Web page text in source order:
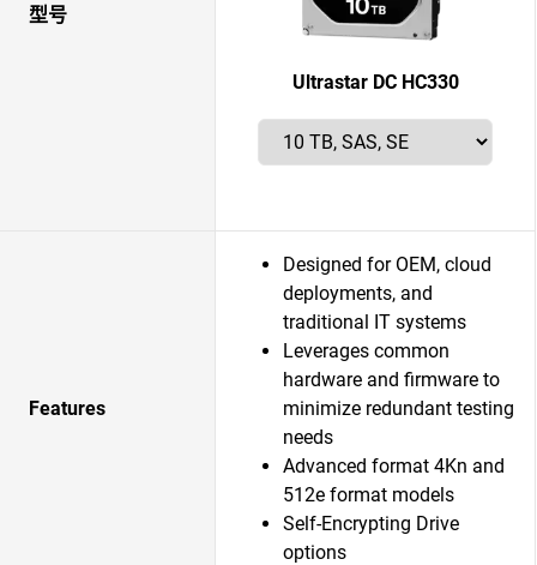
型号
Ultrastar DC HC330
Features
Designed for OEM, cloud
deployments, and
traditional IT systems
Leverages common
hardware and firmware to
minimize redundant testing
needs
Advanced format 4Kn and
512e format models
Self-Encrypting Drive
options